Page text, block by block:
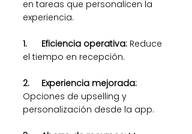
en tareas que personalicen la
experiencia.
1.      Eficiencia operativa: Reduce
el tiempo en recepción.
2.     Experiencia mejorada:
Opciones de upselling y
personalización desde la app.